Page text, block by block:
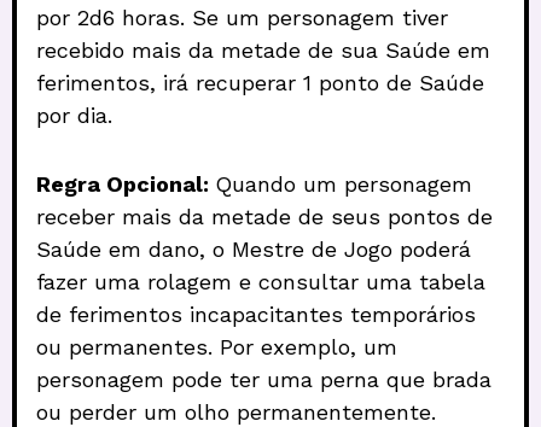
por 2d6 horas. Se um personagem tiver
recebido mais da metade de sua Saúde em
ferimentos, irá recuperar 1 ponto de Saúde
por dia.
Regra Opcional: Quando um personagem
receber mais da metade de seus pontos de
Saúde em dano, o Mestre de Jogo poderá
fazer uma rolagem e consultar uma tabela
de ferimentos incapacitantes temporários
ou permanentes. Por exemplo, um
personagem pode ter uma perna que brada
ou perder um olho permanentemente.